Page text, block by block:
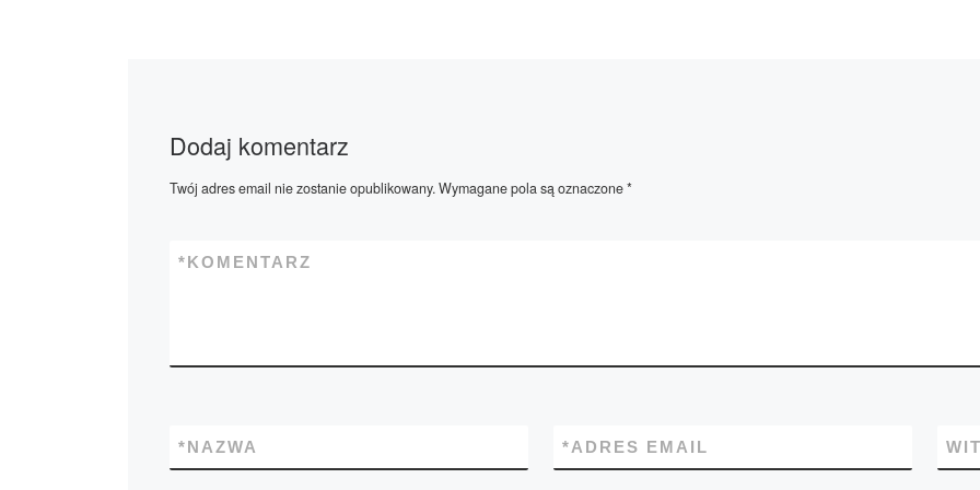
Dodaj komentarz
Twój adres email nie zostanie opublikowany.Wymagane pola są oznaczone*
KOMENTARZ
*
NAZWA
* ADRES EMAIL
*